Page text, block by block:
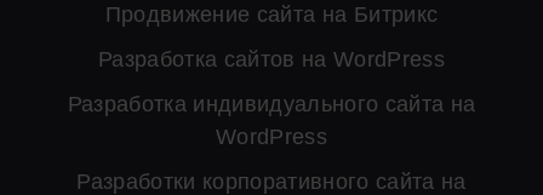
Продвижение сайта на Битрикс
Разработка сайтов на WordPress
Разработка индивидуального сайта на
WordPress
Разработки корпоративного сайта на